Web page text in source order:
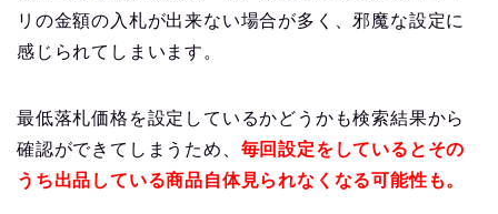
リの金額の入札が出来ない場合が多く、邪魔な設定に
感じられてしまいます。
最低落札価格を設定しているかどうかも検索結果から
確認ができてしまうため、 毎回設定をしているとその
うち出品している商品自体見られなくなる可能性も。